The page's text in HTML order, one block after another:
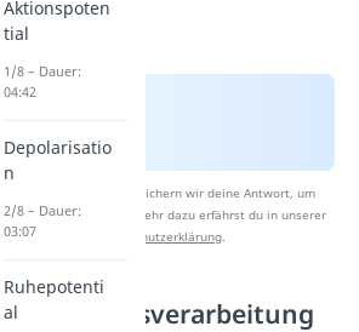
Nach Beantwortung speichern wir deine Antwort, um
Studyflix zu verbessern. Mehr dazu erfährst du in unserer
Datenschutzerklärung.
Informationsverarbeitung
Aktionspoten
tial
1/8 – Dauer:
04:42
Depolarisatio
n
2/8 – Dauer:
03:07
Ruhepotenti
al